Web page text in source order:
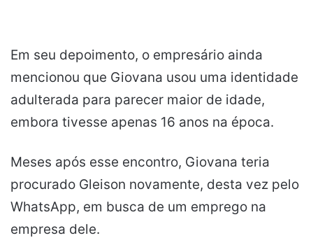
Em seu depoimento, o empresário ainda
mencionou que Giovana usou uma identidade
adulterada para parecer maior de idade,
embora tivesse apenas 16 anos na época.
Meses após esse encontro, Giovana teria
procurado Gleison novamente, desta vez pelo
WhatsApp, em busca de um emprego na
empresa dele.